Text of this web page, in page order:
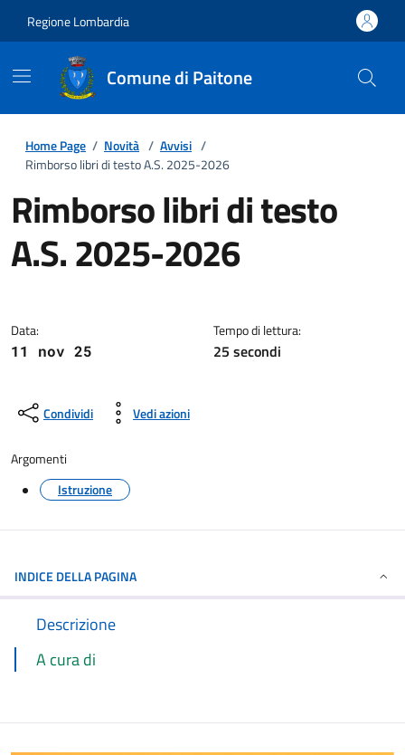
Regione Lombardia
Comune di Paitone
Home Page / Novità / Avvisi /
Rimborso libri di testo A.S. 2025-2026
Rimborso libri di testo
A.S. 2025-2026
Data:
11 nov 25
Tempo di lettura:
25 secondi
Condividi Vedi azioni
Argomenti
Istruzione
INDICE DELLA PAGINA
Descrizione
A cura di